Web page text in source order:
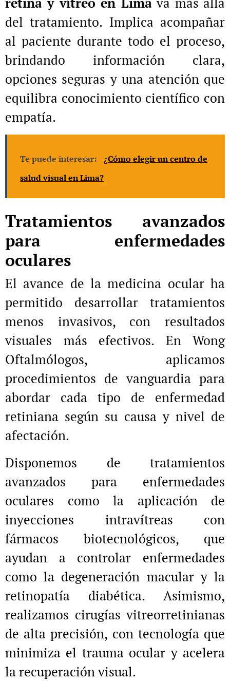
del tratamiento. Implica acompañar
al paciente durante todo el proceso,
brindando información clara,
opciones seguras y una atención que
equilibra conocimiento científico con
empatía.
Te puede interesar:
¿Cómo elegir un centro de
salud visual en Lima?
Tratamientos avanzados
para enfermedades
oculares
El avance de la medicina ocular ha
permitido desarrollar tratamientos
menos invasivos, con resultados
visuales más efectivos. En Wong
Oftalmólogos, aplicamos
procedimientos de vanguardia para
abordar cada tipo de enfermedad
retiniana según su causa y nivel de
afectación.
Disponemos de tratamientos
avanzados para enfermedades
oculares como la aplicación de
inyecciones intravítreas con
fármacos biotecnológicos, que
ayudan a controlar enfermedades
como la degeneración macular y la
retinopatía diabética. Asimismo,
realizamos cirugías vitreorretinianas
de alta precisión, con tecnología que
minimiza el trauma ocular y acelera
la recuperación visual.